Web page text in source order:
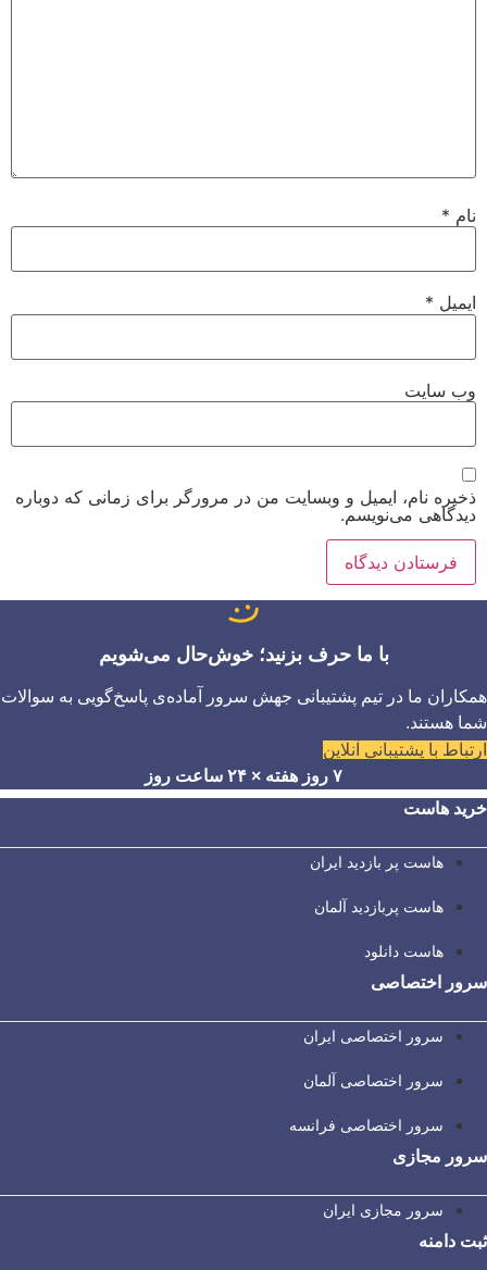
نام *
ایمیل *
وب‌ سایت
ذخیره نام، ایمیل و وبسایت من در مرورگر برای زمانی که دوباره
دیدگاهی می‌نویسم.
با ما حرف بزنید؛ خوش‌حال می‌شویم
همکاران ما در تیم پشتیبانی جهش سرور آماده‌ی پاسخ‌گویی به سوالات
شما هستند.
ارتباط با پشتیبانی آنلاین
۷ روز هفته × ۲۴ ساعت روز
خرید هاست
هاست پر بازدید ایران
هاست پربازدید آلمان
هاست دانلود
سرور اختصاصی
سرور اختصاصی ایران
سرور اختصاصی آلمان
سرور اختصاصی فرانسه
سرور مجازی
سرور مجازی ایران
ثبت دامنه